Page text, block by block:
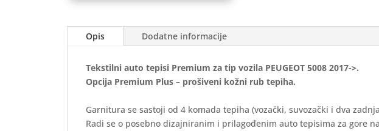
količina
Opis Dodatne informacije
Tekstilni auto tepisi Premium za tip vozila PEUGEOT 5008 2017->.
Opcija Premium Plus – prošiveni kožni rub tepiha.
Garnitura se sastoji od 4 komada tepiha (vozački, suvozački i dva
Radi se o posebno dizajniranim i prilagođenim auto tepisima za gore